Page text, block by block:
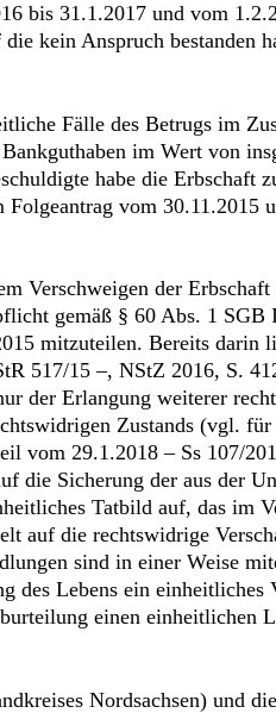
bis 31.1.2017 und vom
kein Anspruch bestanden
Fälle des Betrugs im
im Wert von
habe die Erbschaft
vom 30.11.2015
Verschweigen der Erbschaft
gemäß § 60 Abs. 1 SGB
mitzuteilen. Bereits darin
517/15 –, NStZ 2016, S.
der Erlangung weiterer
Zustands (vgl.
vom 29.1.2018 – Ss 107/
die Sicherung der aus der
Tatbild auf, das im
auf die rechtswidrige
sind in einer Weise
des Lebens ein einheitliches
einen einheitlichen
Nordsachsen) und